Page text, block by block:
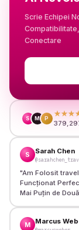
Scrie Echipei
Conectare
S M P
S Sarah Chen
"Am Folosit
Funcționat
Mai Puțin de
M Marcus